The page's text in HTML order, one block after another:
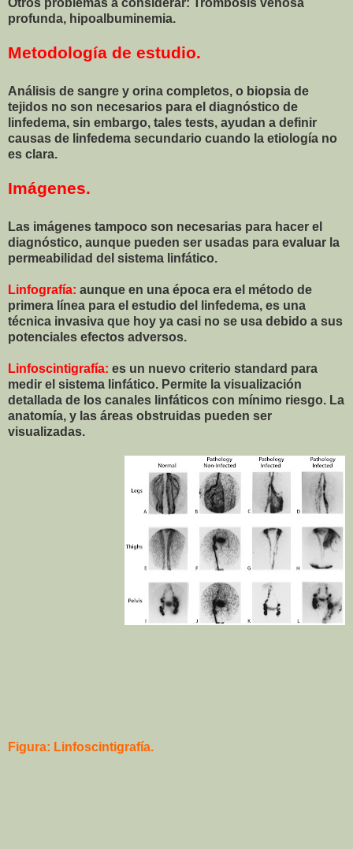
profunda, hipoalbuminemia.
Metodología de estudio.
Análisis de sangre y orina completos, o biopsia de
tejidos no son necesarios para el diagnóstico de
linfedema, sin embargo, tales tests, ayudan a definir
causas de linfedema secundario cuando la etiología no
es clara.
Imágenes.
Las imágenes tampoco son necesarias para hacer el
diagnóstico, aunque pueden ser usadas para evaluar la
permeabilidad del sistema linfático.
Linfografía: aunque en una época era el método de
primera línea para el estudio del linfedema, es una
técnica invasiva que hoy ya casi no se usa debido a sus
potenciales efectos adversos.
Linfoscintigrafía: es un nuevo criterio standard para
medir el sistema linfático. Permite la visualización
detallada de los canales linfáticos con mínimo riesgo. La
anatomía, y las áreas obstruidas pueden ser
visualizadas.
Figura: Linfoscintigrafía.